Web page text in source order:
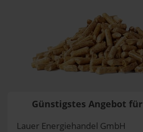
Günstigstes Angebot für
Lauer Energiehandel GmbH